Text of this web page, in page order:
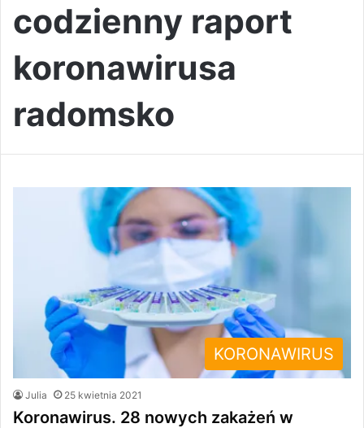
codzienny raport
koronawirusa
radomsko
KORONAWIRUS
Julia 25 kwietnia 2021
Koronawirus. 28 nowych zakażeń w